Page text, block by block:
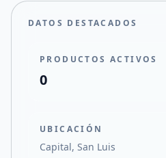
DATOS DESTACADOS
PRODUCTOS ACTIVOS
0
UBICACIÓN
Capital, San Luis